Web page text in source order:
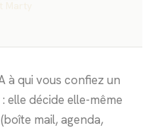
à qui vous confiez un
elle décide elle-même
mail, agenda,